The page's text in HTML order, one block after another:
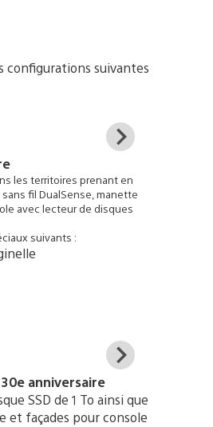
configurations suivantes
les territoires prenant en
fil DualSense, manette
avec lecteur de disques
suivants :
image
anniversaire
SSD de 1 To ainsi que
et façades pour console